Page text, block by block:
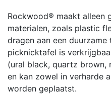
Rockwood® maakt alleen
materialen, zoals plastic
dragen aan een
picknicktafel is
(ural black, quartz brown,
en kan zowel in verharde
worden geplaatst.